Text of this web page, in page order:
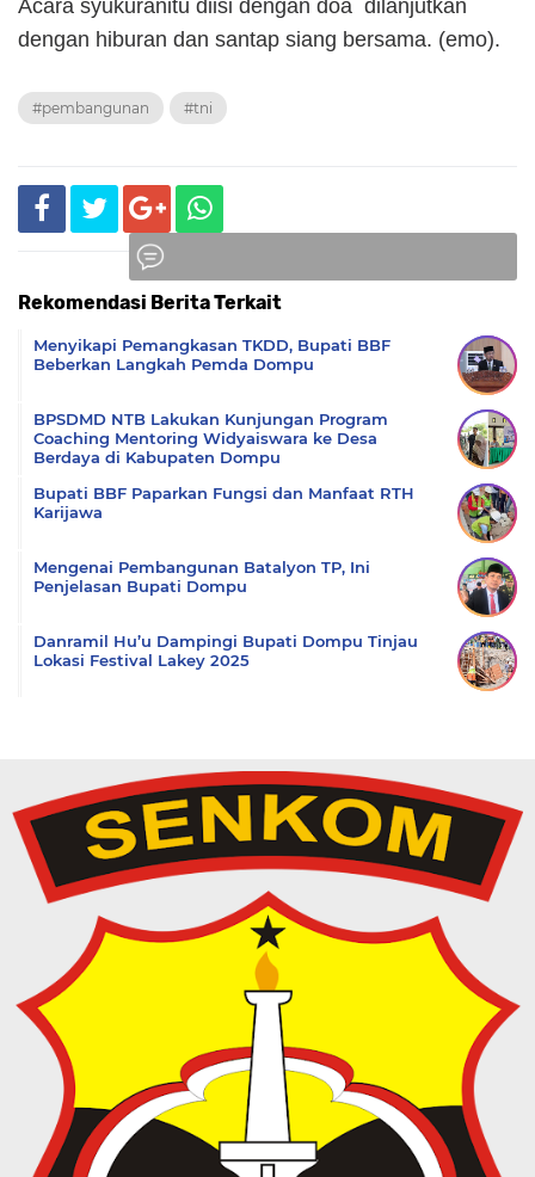
Acara syukuranitu diisi dengan doa dilanjutkan
dengan hiburan dan santap siang bersama. (emo).
#pembangunan #tni
Rekomendasi Berita Terkait
Menyikapi Pemangkasan TKDD, Bupati BBF
Beberkan Langkah Pemda Dompu
BPSDMD NTB Lakukan Kunjungan Program
Coaching Mentoring Widyaiswara ke Desa
Berdaya di Kabupaten Dompu
Bupati BBF Paparkan Fungsi dan Manfaat RTH
Karijawa
Mengenai Pembangunan Batalyon TP, Ini
Penjelasan Bupati Dompu
Danramil Hu’u Dampingi Bupati Dompu Tinjau
Lokasi Festival Lakey 2025